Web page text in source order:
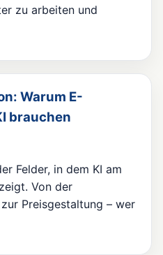
zu arbeiten und
Warum E-
brauchen
Felder, in dem KI am
Von der
Preisgestaltung – wer